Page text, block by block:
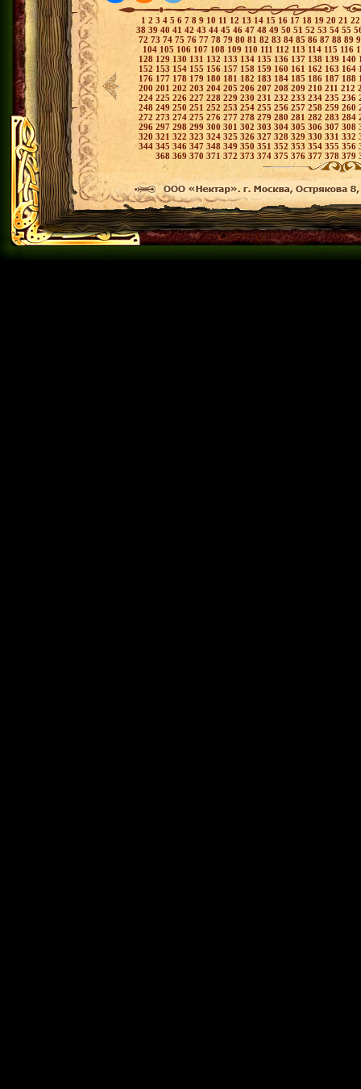
1 2 3 4 5 6 7 8 9 10 11 12 13 14 15 16 17 18 19 20 21
38 39 40 41 42 43 44 45 46 47 48 49 50 51 52 53 54 55
72 73 74 75 76 77 78 79 80 81 82 83 84 85 86 87 88 89
104 105 106 107 108 109 110 111 112 113114 115 116
128 129 130 131 132 133 134 135 136 137 138 139 140
152 153 154 155 156 157 158 159 160 161 162 163 164
176 177 178 179 180 181 182 183 184 185 186 187 188
200 201 202 203 204 205206 207 208 209 210 211 212
224 225 226 227 228 229 230 231 232 233 234 235 236
248 249 250 251 252 253 254 255 256 257 258 259 260
272 273 274 275 276 277 278 279 280 281 282 283 284
296 297 298 299 300 301 302 303 304 305 306 307 308
320 321 322 323 324 325 326 327 328 329 330 331 332
344 345 346 347 348 349 350 351 352 353 354 355 356
368 369 370 371 372 373 374 375 376 377 378 379